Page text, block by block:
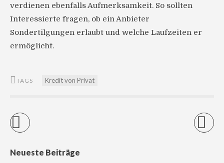
verdienen ebenfalls Aufmerksamkeit. So sollten
Interessierte fragen, ob ein Anbieter
Sondertilgungen erlaubt und welche Laufzeiten er
ermöglicht.
TAGS Kredit von Privat
Neueste Beiträge